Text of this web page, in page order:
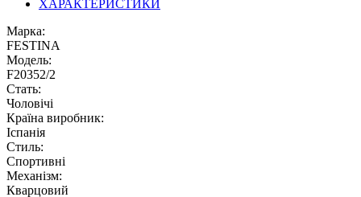
ХАРАКТЕРИСТИКИ
Марка:
FESTINA
Модель:
F20352/2
Стать:
Чоловічі
Країна виробник:
Іспанія
Стиль:
Спортивні
Механізм:
Кварцовий